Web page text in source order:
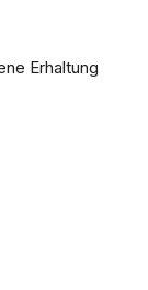
Erhaltung